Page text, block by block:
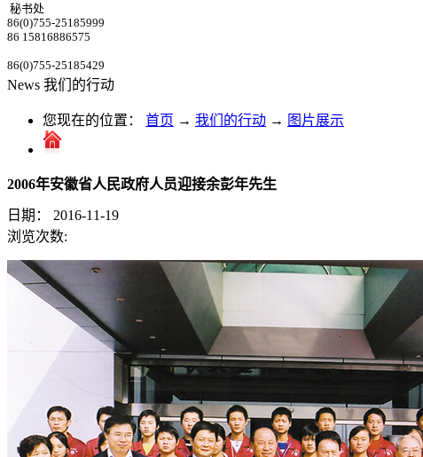
秘书处
86(0)755-25185999
86 15816886575
86(0)755-25185429
News 我们的行动
您现在的位置： 首页 → 我们的行动 → 图片展示
2006年安徽省人民政府人员迎接余彭年先生
日期：
2016-11-19
浏览次数: